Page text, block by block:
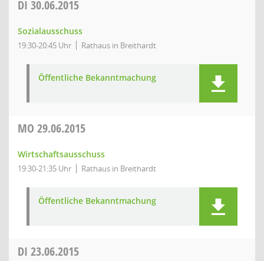
DI 30.06.2015
Sozialausschuss
19:30-20:45 Uhr Rathaus in Breithardt
Öffentliche Bekanntmachung
MO 29.06.2015
Wirtschaftsausschuss
19:30-21:35 Uhr Rathaus in Breithardt
Öffentliche Bekanntmachung
DI 23.06.2015